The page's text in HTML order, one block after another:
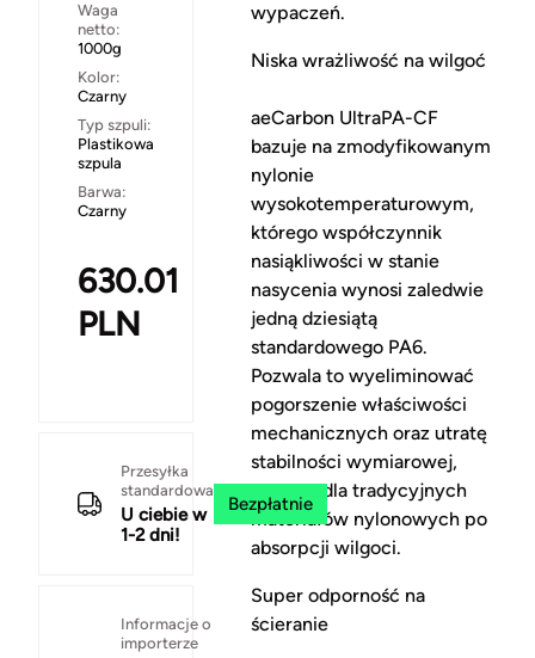
Waga
netto:
1000g
Kolor:
Czarny
Typ szpuli:
Plastikowa
szpula
Barwa:
Czarny
630.01
PLN
Przesyłka
standardowa
U ciebie w
1-2 dni!
Bezpłatnie
Informacje o
importerze
wypaczeń.
Niska wrażliwość na wilgoć
aeCarbon UltraPA-CF
bazuje na zmodyfikowanym
nylonie
wysokotemperaturowym,
którego współczynnik
nasiąkliwości w stanie
nasycenia wynosi zaledwie
jedną dziesiątą
standardowego PA6.
Pozwala to wyeliminować
pogorszenie właściwości
mechanicznych oraz utratę
stabilności wymiarowej,
typowe dla tradycyjnych
materiałów nylonowych po
absorpcji wilgoci.
Super odporność na
ścieranie